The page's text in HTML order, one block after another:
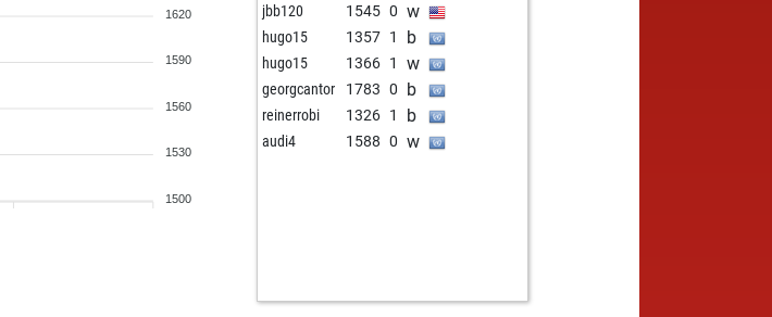
1620
1590
1560
1530
1500
jbb120 1545 0 w
hugo15 1357 1 b
hugo15 1366 1 w
georgcantor 1783 0 b
reinerrobi 1326 1 b
audi4 1588 0 w